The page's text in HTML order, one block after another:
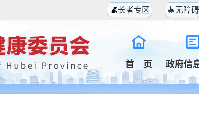
长者专区 无障碍
首 页 政府信